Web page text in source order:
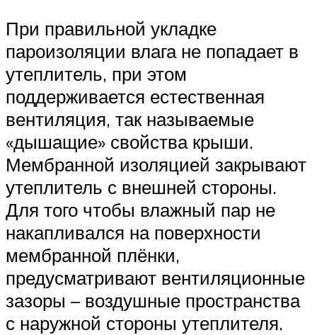
При правильной укладке
пароизоляции влага не попадает в
утеплитель, при этом
поддерживается естественная
вентиляция, так называемые
«дышащие» свойства крыши.
Мембранной изоляцией закрывают
утеплитель с внешней стороны.
Для того чтобы влажный пар не
накапливался на поверхности
мембранной плёнки,
предусматривают вентиляционные
зазоры – воздушные пространства
с наружной стороны утеплителя.